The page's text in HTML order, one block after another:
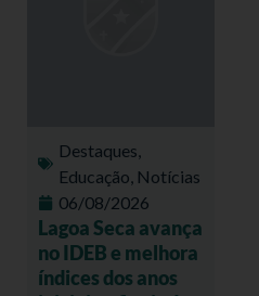
Destaques,
Educação, Notícias
06/08/2026
Lagoa Seca avança
no IDEB e melhora
índices dos anos